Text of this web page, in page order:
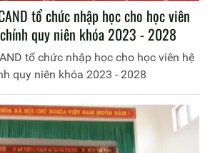
tổ chức nhập học cho học viên
quy niên khóa 2023 - 2028
tổ chức nhập học cho học viên hệ
quy niên khóa 2023 - 2028